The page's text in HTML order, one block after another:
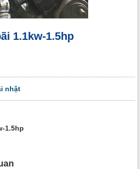
1.1kw-1.5hp
nhật
1.5hp